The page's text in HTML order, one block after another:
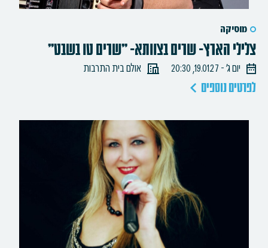
מוסיקה
צלילי הארץ- שרים בצוותא- "שרים טו בשבט"
יום ג׳ - 19.01.27, 20:30 אולם בית התרבות
לפרטים נוספים